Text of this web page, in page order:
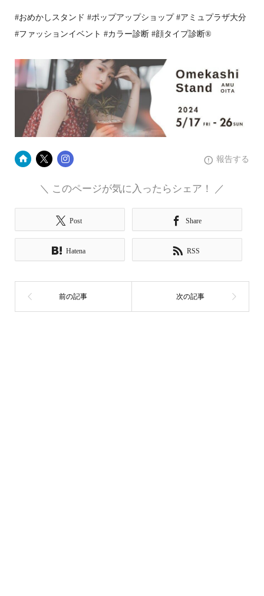
#おめかしスタンド #ポップアップショップ #アミュプラザ大分
#ファッションイベント #カラー診断 #顔タイプ診断®
報告する
＼ このページが気に入ったらシェア！ ／
Post Share
Hatena RSS